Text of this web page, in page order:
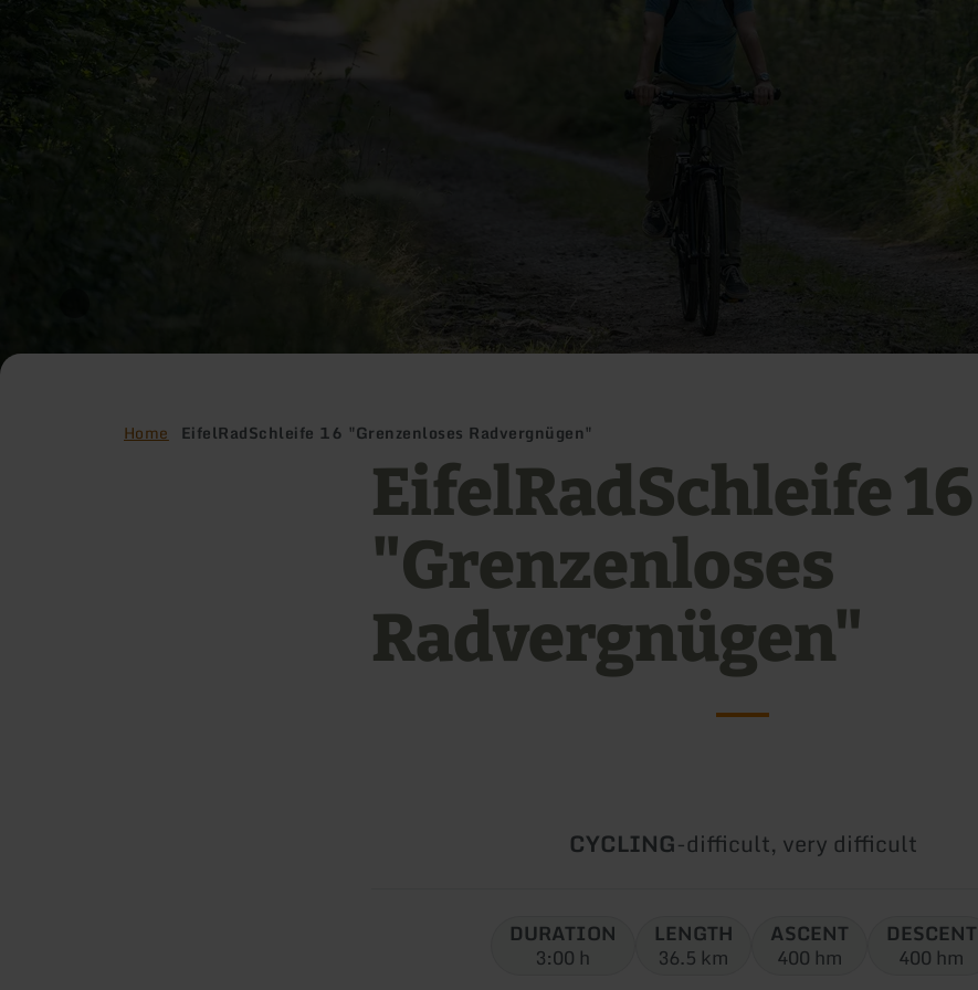
Home EifelRadSchleife 16 "Grenzenloses Radvergnügen"
EifelRadSchleife 16
"Grenzenloses
Radvergnügen"
Type
CYCLING-Difficulty:
difficult, very difficult
DURATION
3:00 h
LENGTH
36.5 km
ASCENT
400 hm
DESCENT
400 hm